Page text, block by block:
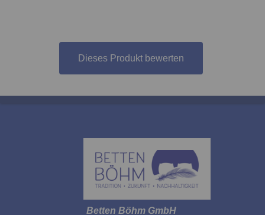
Dieses Produkt bewerten
Betten Böhm GmbH